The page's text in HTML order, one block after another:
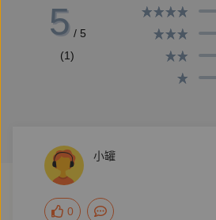
駱芬美親述的臺灣史，共分為
◎被誤解的臺灣史：1553～1860
◎被混淆的臺灣史：1861～1949
贊助單位：文化部
剪輯工程：Poker J
5 / 5
(1)
小罐
0